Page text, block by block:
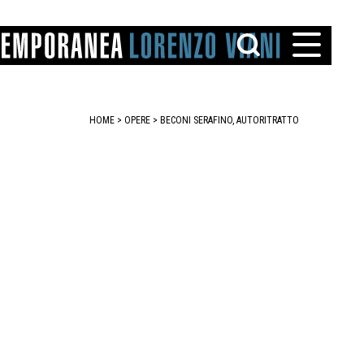
HOME > OPERE > BECONI SERAFINO, AUTORITRATTO